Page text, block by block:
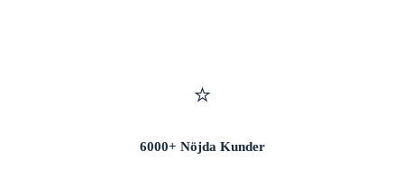
⭐
6000+ Nöjda Kunder